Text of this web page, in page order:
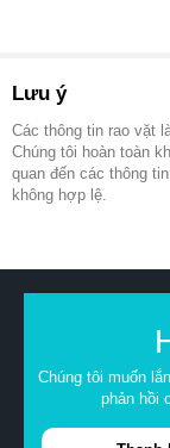
Lưu ý
Các thông tin rao vặt
Chúng tôi hoàn toàn
quan đến các thông
không hợp lệ.
Chúng tôi muốn
phản hồi